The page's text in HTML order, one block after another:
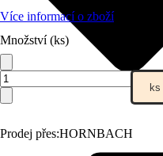
Prodej přes:HORNBACH
Více informací o zboží
Množství (ks)
ks